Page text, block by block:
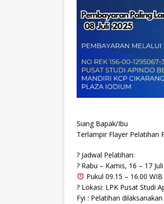
Siang Bapak/Ibu
Terlampir Flayer Pelatihan
? Jadwal Pelatihan:
?️ Rabu – Kamis, 16 – 17
Pukul 09.15 – 16.00 WIB
? Lokasi: LPK Pusat Studi
Fyi : Pelatihan